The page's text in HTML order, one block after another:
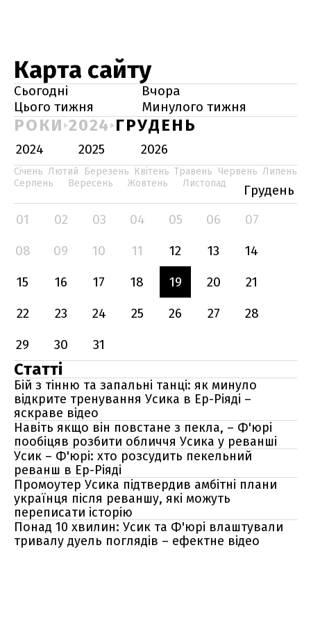
Карта сайту
Сьогодні
Вчора
Цього тижня
Минулого тижня
РОКИ 2024 ГРУДЕНЬ
2024 2025 2026
Січень Лютий Березень Квітень Травень Червень Липень
Серпень
Вересень Жовтень Листопад
Грудень
01
02 03 04 05 06
07
08
09 10 11 12 13
14
15
16 17 18 19 20
21
22
23 24 25 26 27
28
29
30 31
Статті
Бій з тінню та запальні танці: як минуло
відкрите тренування Усика в Ер-Ріяді –
яскраве відео
Навіть якщо він повстане з пекла, – Ф'юрі
пообіцяв розбити обличчя Усика у реванші
Усик – Ф'юрі: хто розсудить пекельний
реванш в Ер-Ріяді
Промоутер Усика підтвердив амбітні плани
українця після реваншу, які можуть
переписати історію
Понад 10 хвилин: Усик та Ф'юрі влаштували
тривалу дуель поглядів – ефектне відео